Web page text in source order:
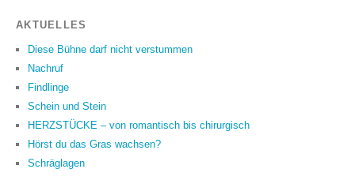
AKTUELLES
Diese Bühne darf nicht verstummen
Nachruf
Findlinge
Schein und Stein
HERZSTÜCKE – von romantisch bis chirurgisch
Hörst du das Gras wachsen?
Schräglagen